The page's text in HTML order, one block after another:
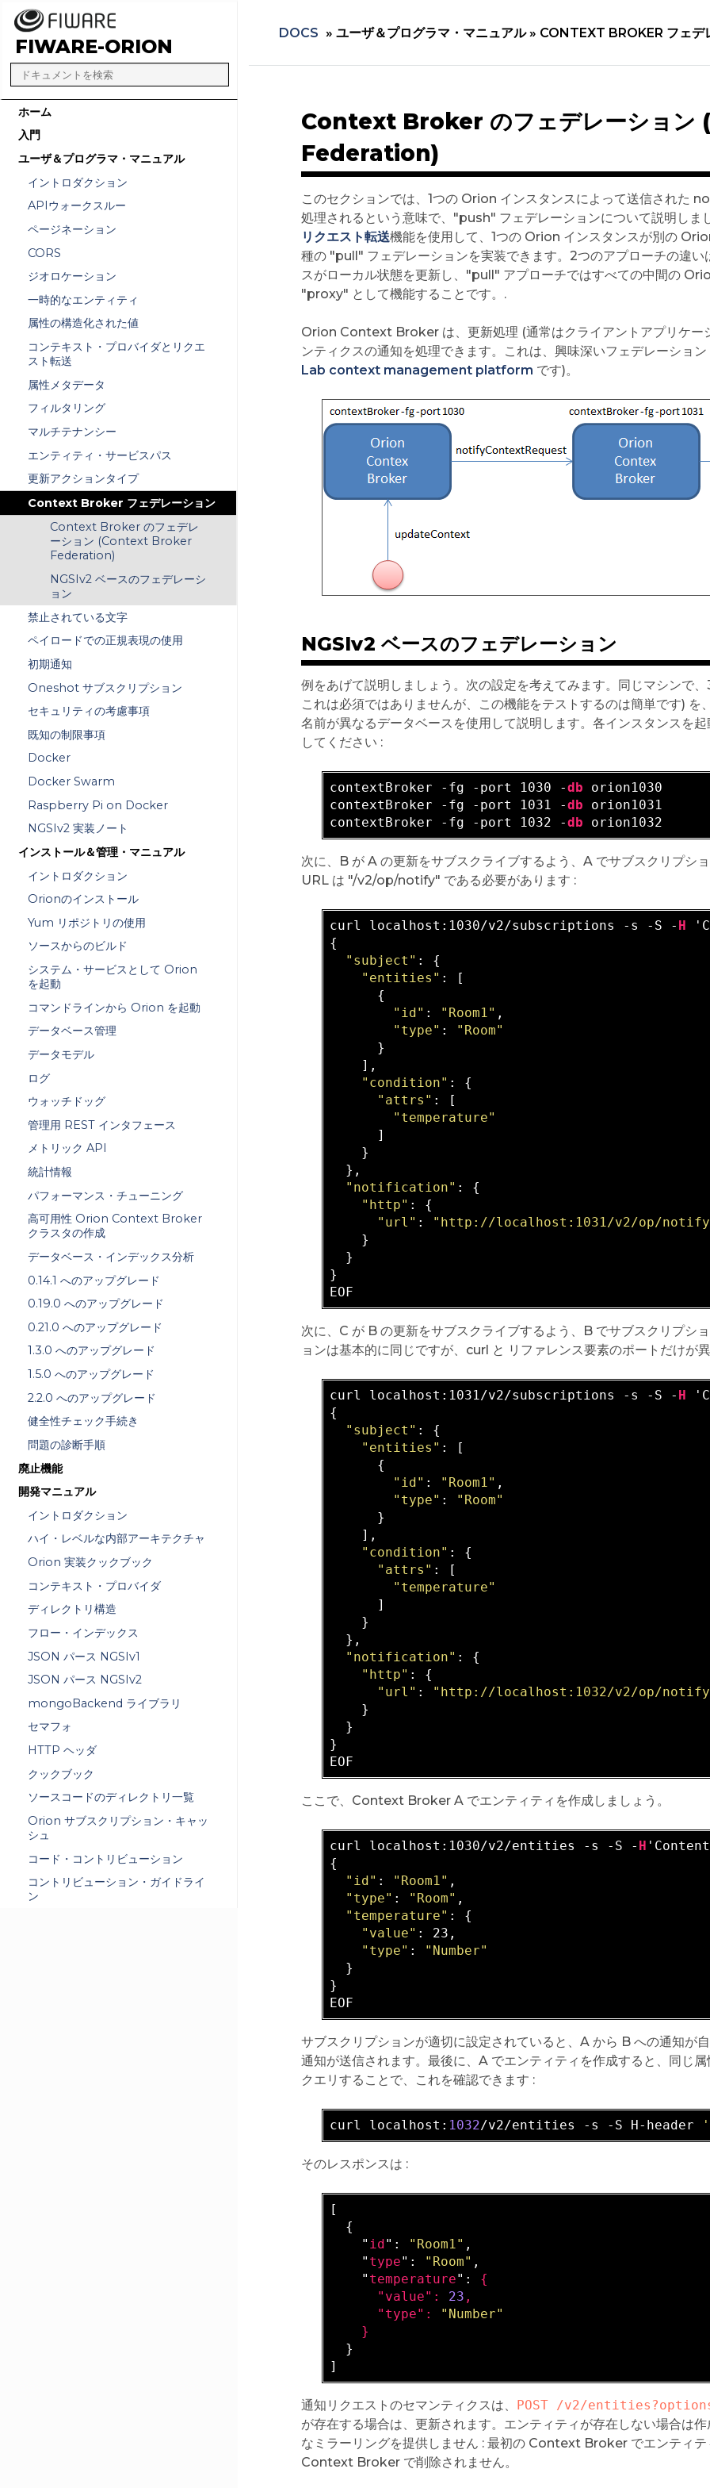
FIWARE-ORION
ホーム
入門
ユーザ＆プログラマ・マニュアル
イントロダクション
APIウォークスルー
ページネーション
CORS
ジオロケーション
一時的なエンティティ
属性の構造化された値
コンテキスト・プロバイダとリクエ
スト転送
属性メタデータ
フィルタリング
マルチテナンシー
エンティティ・サービスパス
更新アクションタイプ
Context Broker フェデレーション
Context Broker のフェデレ
ーション (Context Broker
Federation)
NGSIv2 ベースのフェデレーシ
ョン
禁止されている文字
ペイロードでの正規表現の使用
初期通知
Oneshot サブスクリプション
セキュリティの考慮事項
既知の制限事項
Docker
Docker Swarm
Raspberry Pi on Docker
NGSIv2 実装ノート
インストール＆管理・マニュアル
イントロダクション
Orionのインストール
Yum リポジトリの使用
ソースからのビルド
システム・サービスとして Orion
を起動
コマンドラインから Orion を起動
データベース管理
データモデル
ログ
ウォッチドッグ
管理用 REST インタフェース
メトリック API
統計情報
パフォーマンス・チューニング
高可用性 Orion Context Broker
クラスタの作成
データベース・インデックス分析
0.14.1 へのアップグレード
0.19.0 へのアップグレード
0.21.0 へのアップグレード
1.3.0 へのアップグレード
1.5.0 へのアップグレード
2.2.0 へのアップグレード
健全性チェック手続き
問題の診断手順
廃止機能
開発マニュアル
イントロダクション
ハイ・レベルな内部アーキテクチャ
Orion 実装クックブック
コンテキスト・プロバイダ
ディレクトリ構造
フロー・インデックス
JSON パース NGSIv1
JSON パース NGSIv2
mongoBackend ライブラリ
セマフォ
HTTP ヘッダ
クックブック
ソースコードのディレクトリ一覧
Orion サブスクリプション・キャッ
シュ
コード・コントリビューション
コントリビューション・ガイドライ
ン
DOCS » ユーザ＆プログラマ・マニュアル » CONTEXT BROKER フェデ
Context Broker のフェデレーショ
Federation)
このセクションでは、1つの Orion インスタンスによって送信され
処理されるという意味で、"push" フェデレーションについて説明しま
リクエスト転送機能を使用して、1つの Orion インスタンスが別の
種の "pull" フェデレーションを実装できます。2つのアプローチの違
スがローカル状態を更新し、"pull" アプローチではすべての中間の
"proxy" として機能することです。.
Orion Context Broker は、更新処理 (通常はクライアントアプリケー
ンティクスの通知を処理できます。これは、興味深いフェデレーショ
Lab context management platform です)。
NGSIv2 ベースのフェデレーション
例をあげて説明しましょう。次の設定を考えてみます。同じマシン
これは必須ではありませんが、この機能をテストするのは簡単です)
名前が異なるデータベースを使用して説明します。各インスタンスを
してください :
contextBroker -fg -port 1030 -db orion1030
contextBroker -fg -port 1031 -db orion1031
contextBroker -fg -port 1032 -db
次に、B が A の更新をサブスクライブするよう、A でサブスクリプシ
URL は "/v2/op/notify" である必要があります :
curl localhost:1030/v2/subscriptions -s -S - H
{
"subject" : {
"entities" : [
      {
"id" : "Room1" ,
"type" : "Room"
      }
    ],
"condition" : {
"attrs" : [
"temperature"
      ]
    }
  },
"notification" : {
"http" : {
"url" : "http://localhost:1031/v2/op/
    }
  }
}
次に、C が B の更新をサブスクライブするよう、B でサブスクリプシ
ョンは基本的に同じですが、curl と リファレンス要素のポートだけが
curl localhost:1031/v2/subscriptions -s -S - H
{
"subject" : {
"entities" : [
      {
"id" : "Room1" ,
"type" : "Room"
      }
    ],
"condition" : {
"attrs" : [
"temperature"
      ]
    }
  },
"notification" : {
"http" : {
"url" : "http://localhost:1032/v2/op/
    }
  }
}
ここで、Context Broker A でエンティティを作成しましょう。
curl localhost:1030/v2/entities -s -S - H
{
"id" : "Room1" ,
"type" : "Room" ,
"temperature" : {
"value" : 23,
"type" : "Number"
  }
}
サブスクリプションが適切に設定されていると、A から B への通知が
通知が送信されます。最後に、A でエンティティを作成すると、同じ
クエリすることで、これを確認できます :
curl localhost: 1032/v2/entities -s -S H-header
そのレスポンスは :
[
  {
    "
id": "Room1" ,
    "
type": "Room" ,
    "
temperature": {
      "
value": 23 ,
      "
type": "Number"
}
}
通知リクエストのセマンティクスは、 POST /v2/
が存在する場合は、更新されます。エンティティが存在しない場合は
なミラーリングを提供しません : 最初の Context Broker でエンティ
Context Broker で削除されません。